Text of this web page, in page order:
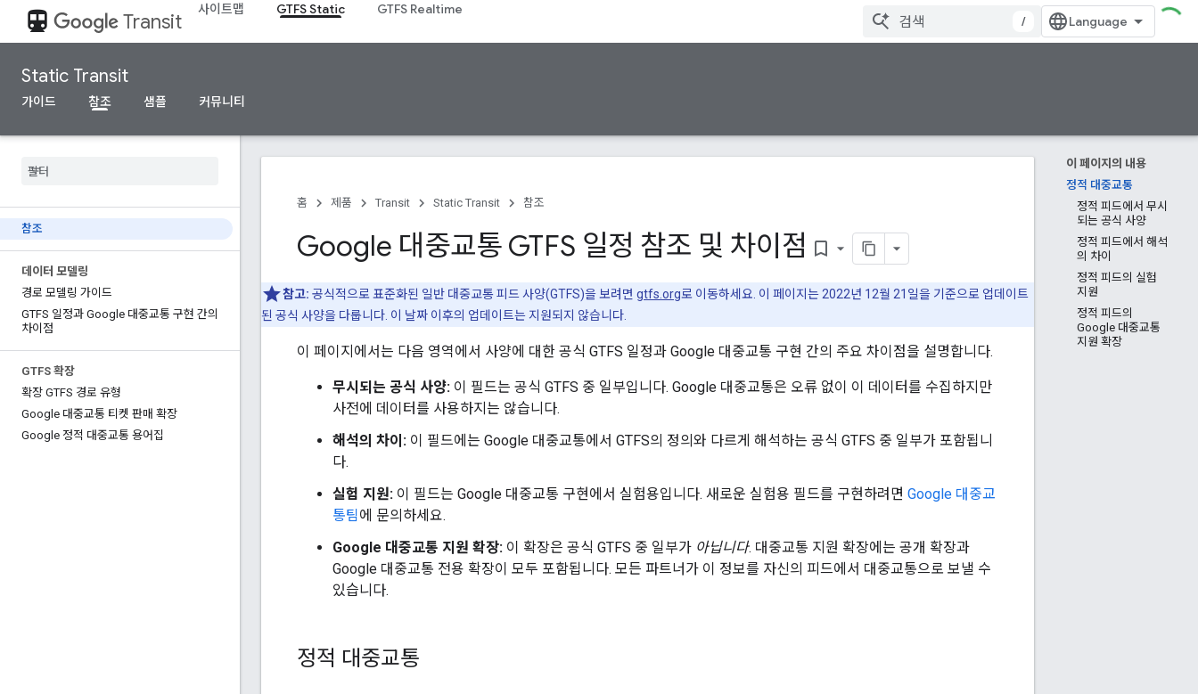
directions_transit Transit
사이트맵 GTFS Static GTFS Realtime
/
Static Transit
가이드 참조 샘플 커뮤니티
참조
데이터 모델링
경로 모델링 가이드
GTFS 일정과 Google 대중교통 구현 간의
차이점
GTFS 확장
확장 GTFS 경로 유형
Google 대중교통 티켓 판매 확장
Google 정적 대중교통 용어집
이 페이지의 내용
정적 대중교통
정적 피드에서 무시
되는 공식 사양
정적 피드에서 해석
의 차이
정적 피드의 실험
지원
정적 피드의
Google 대중교통
지원 확장
홈 제품 Transit Static Transit 참조
Google 대중교통 GTFS 일정 참조 및 차이점 bookmark_border
참고: 공식적으로 표준화된 일반 대중교통 피드 사양(GTFS)을 보려면 gtfs.org로 이동하세요. 이 페이지는 2022년 12월 21일을 기준으로 업데이트
된 공식 사양을 다룹니다. 이 날짜 이후의 업데이트는 지원되지 않습니다.
이 페이지에서는 다음 영역에서 사양에 대한 공식 GTFS 일정과 Google 대중교통 구현 간의 주요 차이점을 설명합니다.
무시되는 공식 사양: 이 필드는 공식 GTFS 중 일부입니다. Google 대중교통은 오류 없이 이 데이터를 수집하지만
사전에 데이터를 사용하지는 않습니다.
해석의 차이: 이 필드에는 Google 대중교통에서 GTFS의 정의와 다르게 해석하는 공식 GTFS 중 일부가 포함됩니
다.
실험 지원: 이 필드는 Google 대중교통 구현에서 실험용입니다. 새로운 실험용 필드를 구현하려면 Google 대중교
통팀에 문의하세요.
Google 대중교통 지원 확장: 이 확장은 공식 GTFS 중 일부가 아닙니다. 대중교통 지원 확장에는 공개 확장과
Google 대중교통 전용 확장이 모두 포함됩니다. 모든 파트너가 이 정보를 자신의 피드에서 대중교통으로 보낼 수
있습니다.
정적 대중교통